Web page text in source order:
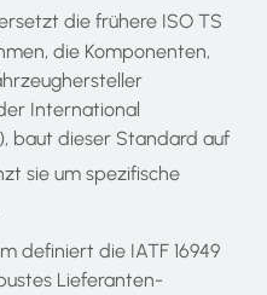
die frühere ISO TS
die Komponenten,
International
baut dieser Standard auf
sie um spezifische
definiert die IATF 16949
Lieferanten-